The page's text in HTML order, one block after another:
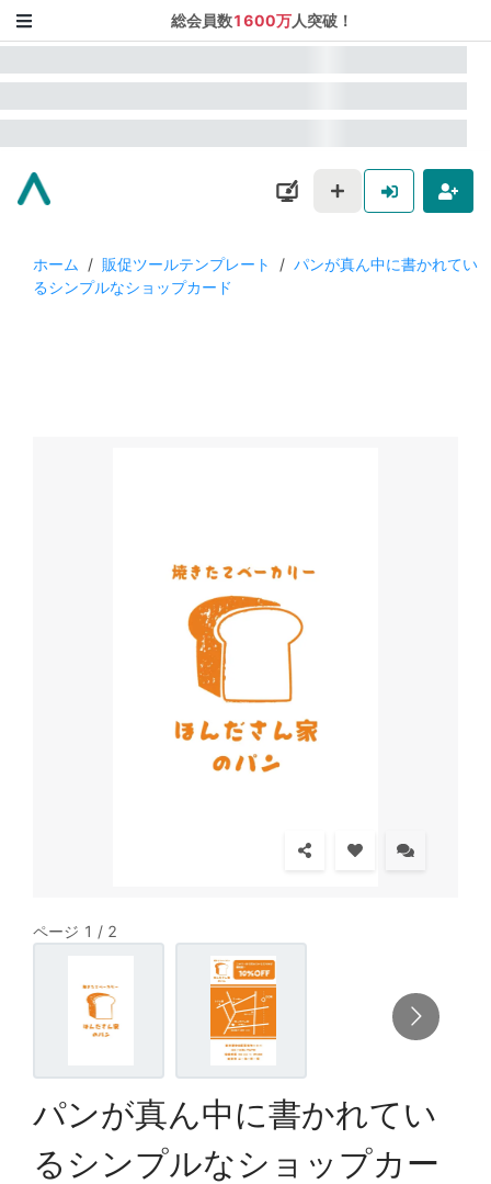
総会員数1600万人突破！
ホーム / 販促ツールテンプレート / パンが真ん中に書かれてい
るシンプルなショップカード
ページ 1 / 2
パンが真ん中に書かれてい
るシンプルなショップカー